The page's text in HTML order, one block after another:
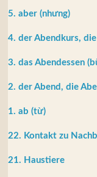
5. aber (nhưng)
4. der Abendkurs,
3. das Abendessen
2. der Abend, die
1. ab (từ)
22. Kontakt zu
21. Haustiere